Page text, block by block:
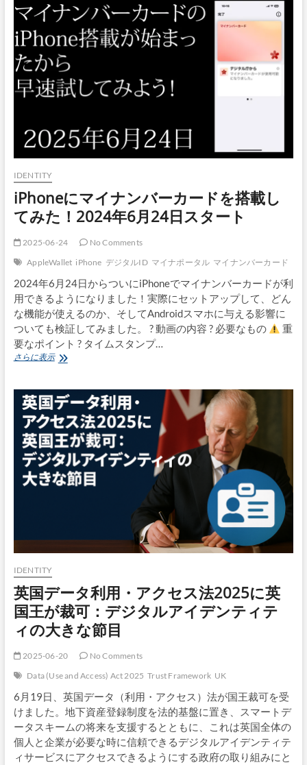
開
催】
MyData
Japan
2025:
個
人
デ
活
用
の
を
掘
進
化
る
デ
ー
タ
ガ
バ
ナ
の
最
前
線
IDENTITY
iPhoneにマイナンバーカードを搭載し
てみた！2024年6月24日スタート
2025-06-24
No Comments
AppleWallet iPhone デジタルID マイナポータル マイナンバーカード
2024年6月24日からついにiPhoneでマイナンバーカードが利
用できるようになりました！実際にセットアップして、どん
な機能が使えるのか、そしてAndroidスマホに与える影響に
ついても検証してみました。 ? 動画の内容 ? 必要なもの
重
要なポイント ? タイムスタンプ…
さらに表示iPhone
イ
ナ
ン
バ
ー
カ
ー
ド
て
み
年
6
月
24
日
ス
ー
IDENTITY
英国データ利用・アクセス法2025に英
国王が裁可：デジタルアイデンティテ
ィの大きな節目
2025-06-20
No Comments
Data (Use and Access) Act 2025 Trust Framework UK
6月19日、英国データ（利用・アクセス）法が国王裁可を受
けました。地下資産登録制度を法的基盤に置き、スマートデ
ータスキームの将来を支援するとともに、これは英国全体の
個人と企業が必要な時に信頼できるデジタルアイデンティテ
ィサービスにアクセスできるようにする政府の取り組みにと